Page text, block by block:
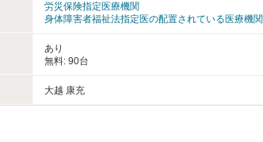
労災保険指定医療機関
身体障害者福祉法指定医の配置されている医療機関
あり
無料: 90台
大越 康充